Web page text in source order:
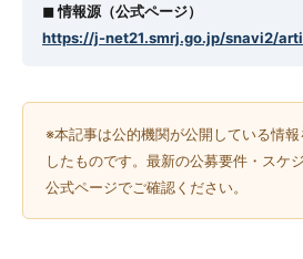
◼︎ 情報源（公式ページ）
https://j-net21.smrj.go.jp/snavi2/
※本記事は公的機関が公開している情
したものです。最新の公募要件・スケ
公式ページでご確認ください。